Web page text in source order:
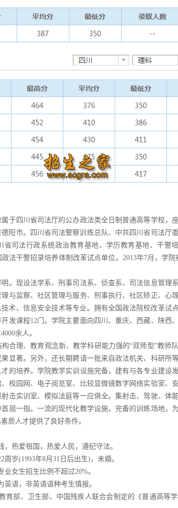
于四川省司法厅的公办政法类全日制普通高等学校，
阳市。四川省司法警察训练总队、中共四川省司法厅
省司法行政系统政治教育基地、学历教育基地、干警
法干警招录培养体制改革试点单位。2013年7月，学
。现设法学系、刑事司法系、侦查系、司法信息管理
与监察、社区管理与服务、刑事执行、社区矫正、心
术、信息安全技术等专业。拥有全国政法院校改革试
发课程12门。学院主要面向四川、重庆、西藏、陕西
余人。
合理、教育观念新、教学科研能力强的“双师型”教师
显著。另外，还长期聘请一批来自政法机关、科研所
的培养。学院教学实训设施完备，建有与各专业建设
校园网、电子阅览室、比较显微镜数字网络实验室、
击实训室、模拟法庭等一应俱全。集射击、驾驶、体
屈一指。一流的现代化教学设施，完备的训练场地，
质人才提供了良好条件。
热爱祖国，热爱人民，遵纪守法。
岁(1993年8月31日后出生)，未婚。
女生招生比例不超过20%。
语，非英语语种考生慎报。
育部、卫生部、中国残疾人联合会制定的《普通高等